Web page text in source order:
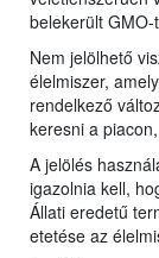
belekerült GMO-
Nem jelölhető
élelmiszer,
rendelkező
keresni a
A jelölés
igazolnia kell,
Állati eredetű
etetése az